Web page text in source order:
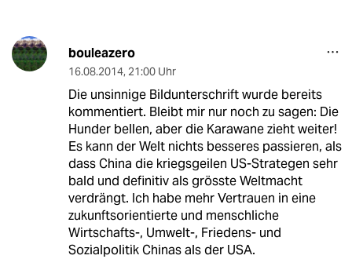
bouleazero
16.08.2014, 21:00 Uhr
Die unsinnige Bildunterschrift wurde bereits
kommentiert. Bleibt mir nur noch zu sagen: Die
Hunder bellen, aber die Karawane zieht weiter!
Es kann der Welt nichts besseres passieren, als
dass China die kriegsgeilen US-Strategen sehr
bald und definitiv als grösste Weltmacht
verdrängt. Ich habe mehr Vertrauen in eine
zukunftsorientierte und menschliche
Wirtschafts-, Umwelt-, Friedens- und
Sozialpolitik Chinas als der USA.